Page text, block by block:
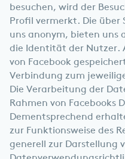
besuchen, wird der
Profil vermerkt. Die über
uns anonym, bieten uns
die Identität der Nutzer.
von Facebook
Verbindung zum
Die Verarbeitung der
Rahmen von Facebooks
Dementsprechend
zur Funktionsweise des
generell zur Darstellung